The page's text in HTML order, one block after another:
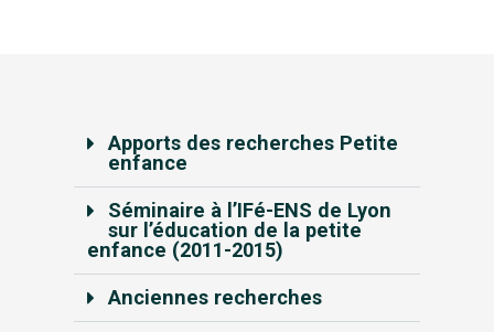
Apports des recherches Petite
enfance
Séminaire à l’IFé-ENS de Lyon
sur l’éducation de la petite
enfance (2011-2015)
Anciennes recherches